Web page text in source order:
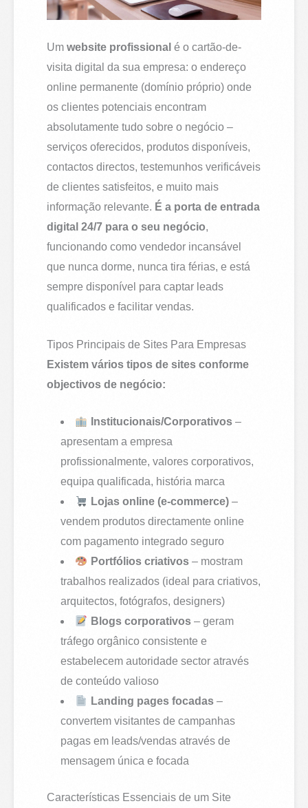
Umwebsite profissional é o cartão-de-
visita digital da sua empresa: o endereço
online permanente (domínio próprio) onde
os clientes potenciais encontram
absolutamente tudo sobre o negócio –
serviços oferecidos, produtos disponíveis,
contactos directos, testemunhos verificáveis
de clientes satisfeitos, e muito mais
informação relevante. É a porta de entrada
digital 24/7 para o seu negócio,
funcionando como vendedor incansável
que nunca dorme, nunca tira férias, e está
sempre disponível para captar leads
qualificados e facilitar vendas.
Tipos Principais de Sites Para Empresas
Existem vários tipos de sites conforme
objectivos de negócio:
Institucionais/Corporativos –
apresentam a empresa
profissionalmente, valores corporativos,
equipa qualificada, história marca
Lojas online (e-commerce) –
vendem produtos directamente online
com pagamento integrado seguro
Portfólios criativos – mostram
trabalhos realizados (ideal para criativos,
arquitectos, fotógrafos, designers)
Blogs corporativos – geram
tráfego orgânico consistente e
estabelecem autoridade sector através
de conteúdo valioso
Landing pages focadas –
convertem visitantes de campanhas
pagas em leads/vendas através de
mensagem única e focada
Características Essenciais de um Site